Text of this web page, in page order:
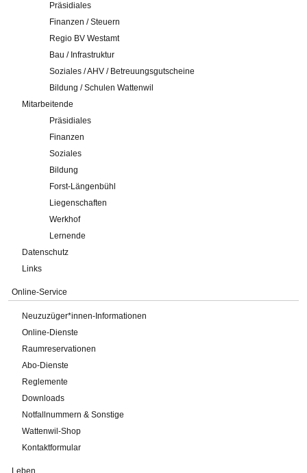
Präsidiales
Finanzen / Steuern
Regio BV Westamt
Bau / Infrastruktur
Soziales / AHV / Betreuungsgutscheine
Bildung / Schulen Wattenwil
Mitarbeitende
Präsidiales
Finanzen
Soziales
Bildung
Forst-Längenbühl
Liegenschaften
Werkhof
Lernende
Datenschutz
Links
Online-Service
Neuzuzüger*innen-Informationen
Online-Dienste
Raumreservationen
Abo-Dienste
Reglemente
Downloads
Notfallnummern & Sonstige
Wattenwil-Shop
Kontaktformular
Leben